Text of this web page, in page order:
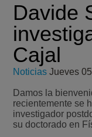
Davide
Cajal
Noticias Jueves
Damos la
recientemente se
investigador
su doctorado en